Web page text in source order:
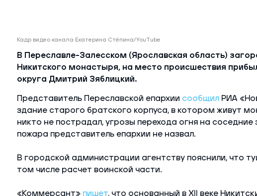
Кадр видео канала Екатерина Стёпина/YouTube
В Переславле-Залесском (Ярославская область)
Никитского монастыря, на место происшествия
округа Дмитрий Зяблицкий.
Представитель Переславской епархии сообщил РИА
здание старого братского корпуса, в котором живут
никто не пострадал, угрозы перехода огня на соседние
пожара представитель епархии не назвал.
В городской администрации агентству пояснили, что
том числе расчет воинской части.
«Коммерсант» пишет, что основанный в XII веке